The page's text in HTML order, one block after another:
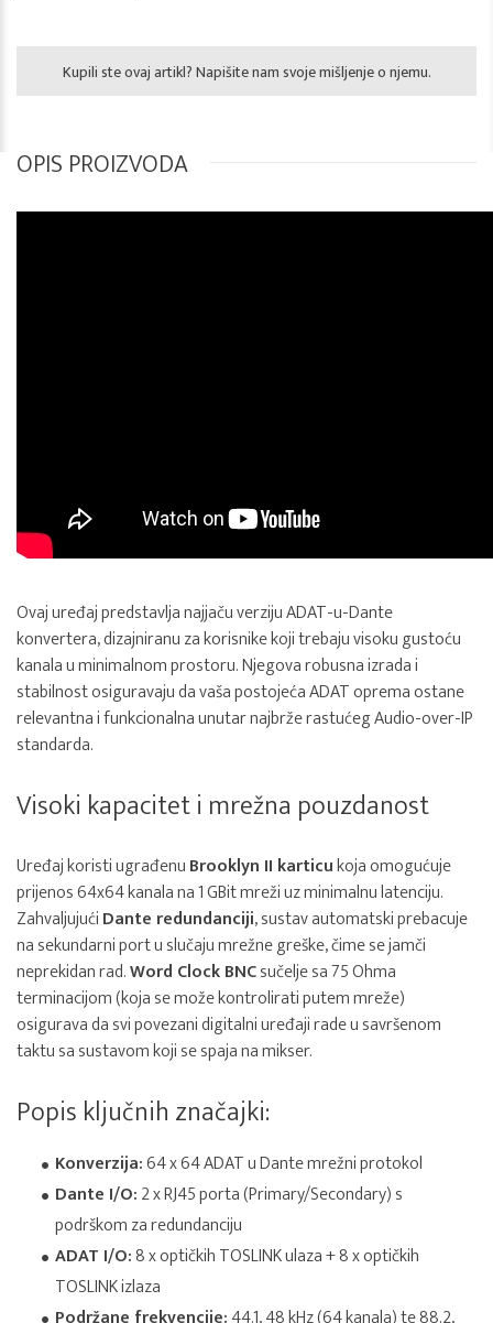
Kupili ste ovaj artikl? Napišite nam svoje mišljenje o njemu.
OPIS PROIZVODA
Ovaj uređaj predstavlja najjaču verziju ADAT-u-Dante
konvertera, dizajniranu za korisnike koji trebaju visoku gustoću
kanala u minimalnom prostoru. Njegova robusna izrada i
stabilnost osiguravaju da vaša postojeća ADAT oprema ostane
relevantna i funkcionalna unutar najbrže rastućeg Audio-over-IP
standarda.
Visoki kapacitet i mrežna pouzdanost
Uređaj koristi ugrađenuBrooklyn II karticukoja omogućuje
prijenos 64x64 kanala na 1 GBit mreži uz minimalnu latenciju.
ZahvaljujućiDante redundanciji, sustav automatski prebacuje
na sekundarni port u slučaju mrežne greške, čime se jamči
neprekidan rad.Word Clock BNCsučelje sa 75 Ohma
terminacijom (koja se može kontrolirati putem mreže)
osigurava da svi povezani digitalni uređaji rade u savršenom
taktu sa sustavom koji se spaja na mikser.
Popis ključnih značajki:
Konverzija:64 x 64 ADAT u Dante mrežni protokol
Dante I/O:2 x RJ45 porta (Primary/Secondary) s
podrškom za redundanciju
ADAT I/O:8 x optičkih TOSLINK ulaza + 8 x optičkih
TOSLINK izlaza